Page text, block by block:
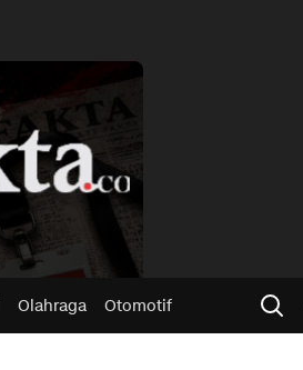
Olahraga Otomotif